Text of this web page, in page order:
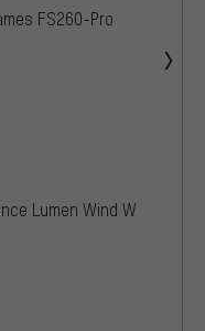
FS260-Pro
Lumen Wind W